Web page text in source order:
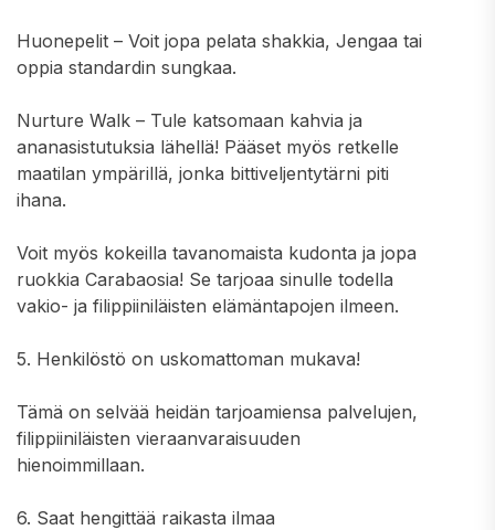
Huonepelit – Voit jopa pelata shakkia, Jengaa tai
oppia standardin sungkaa.
Nurture Walk – Tule katsomaan kahvia ja
ananasistutuksia lähellä! Pääset myös retkelle
maatilan ympärillä, jonka bittiveljentytärni piti
ihana.
Voit myös kokeilla tavanomaista kudonta ja jopa
ruokkia Carabaosia! Se tarjoaa sinulle todella
vakio- ja filippiiniläisten elämäntapojen ilmeen.
5. Henkilöstö on uskomattoman mukava!
Tämä on selvää heidän tarjoamiensa palvelujen,
filippiiniläisten vieraanvaraisuuden
hienoimmillaan.
6. Saat hengittää raikasta ilmaa